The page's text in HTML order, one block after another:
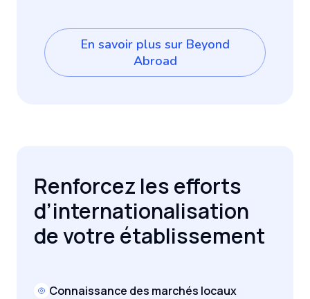
En savoir plus sur Beyond
Abroad
Renforcez les efforts
d’internationalisation
de votre établissement
Connaissance des marchés locaux